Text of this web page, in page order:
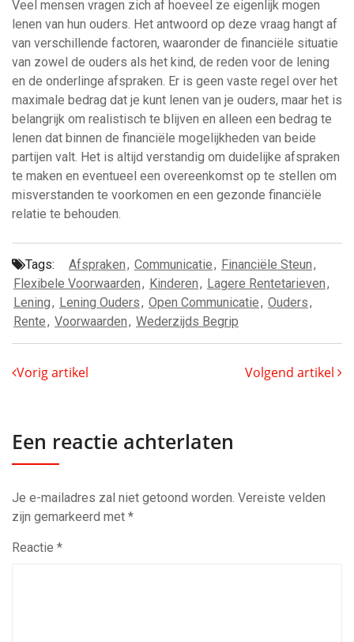
Veel mensen vragen zich af hoeveel ze eigenlijk mogen
lenen van hun ouders. Het antwoord op deze vraag hangt af
van verschillende factoren, waaronder de financiële situatie
van zowel de ouders als het kind, de reden voor de lening
en de onderlinge afspraken. Er is geen vaste regel over het
maximale bedrag dat je kunt lenen van je ouders, maar het is
belangrijk om realistisch te blijven en alleen een bedrag te
lenen dat binnen de financiële mogelijkheden van beide
partijen valt. Het is altijd verstandig om duidelijke afspraken
te maken en eventueel een overeenkomst op te stellen om
misverstanden te voorkomen en een gezonde financiële
relatie te behouden.
Tags: Afspraken, Communicatie, Financiële Steun,
Flexibele Voorwaarden, Kinderen, Lagere Rentetarieven,
Lening, Lening Ouders, Open Communicatie, Ouders,
Rente, Voorwaarden, Wederzijds Begrip
Vorig artikel Volgend artikel
Een reactie achterlaten
Je e-mailadres zal niet getoond worden. Vereiste velden
zijn gemarkeerd met *
Reactie *